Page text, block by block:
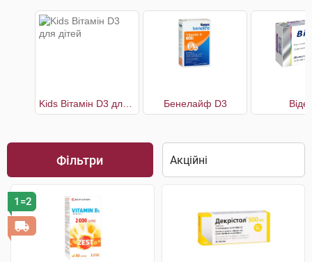
Бенелайф D3
Фільтри
1=2